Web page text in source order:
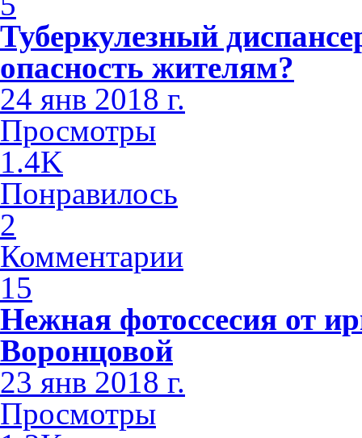
Туберкулезный
опасность жителям?
24 янв 2018 г.
Просмотры
1.4K
Понравилось
2
Комментарии
15
Нежная фотоссесия от
Воронцовой
23 янв 2018 г.
Просмотры